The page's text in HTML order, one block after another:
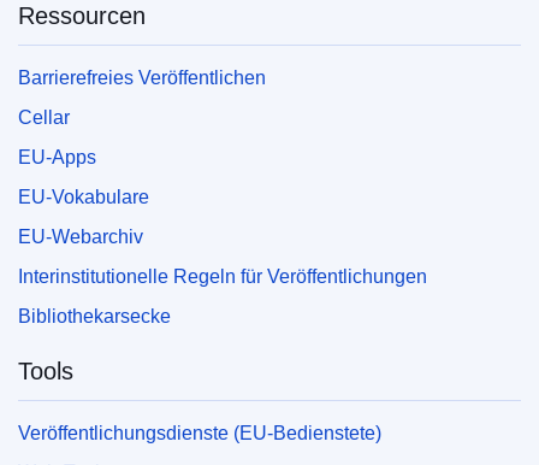
Ressourcen
Barrierefreies Veröffentlichen
Cellar
EU-Apps
EU-Vokabulare
EU-Webarchiv
Interinstitutionelle Regeln für Veröffentlichungen
Bibliothekarsecke
Tools
Veröffentlichungsdienste (EU-Bedienstete)